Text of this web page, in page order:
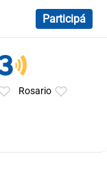
Participá
Rosario